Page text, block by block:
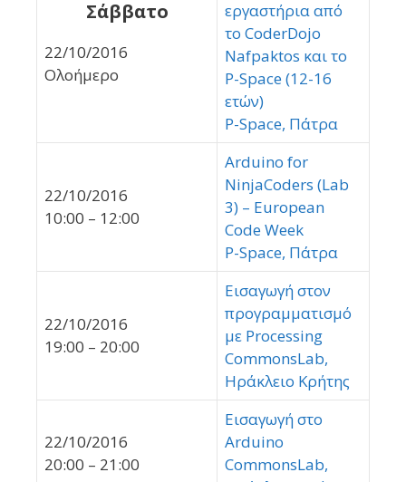
Σάββατο
22/10/2016
Ολοήμερο
εργαστήρια από
το CoderDojo
Nafpaktos και το
P-Space (12-16
ετών)
P-Space, Πάτρα
22/10/2016
10:00 – 12:00
Arduino for
NinjaCoders (Lab
3) – European
Code Week
P-Space, Πάτρα
22/10/2016
19:00 – 20:00
Εισαγωγή στον
προγραμματισμό
με Processing
CommonsLab,
Ηράκλειο Κρήτης
22/10/2016
20:00 – 21:00
Εισαγωγή στο
Arduino
CommonsLab,